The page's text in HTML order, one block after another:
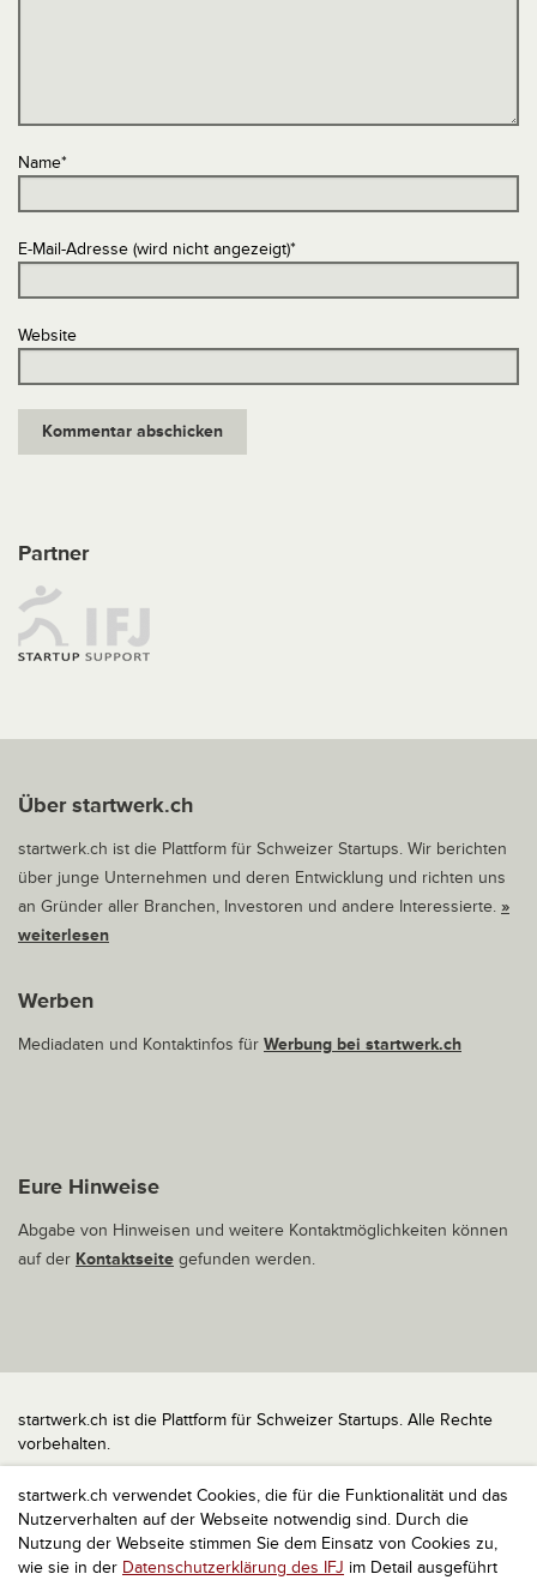
startwerk.ch verwendet Cookies, die für die Funktionalität und das
Nutzerverhalten auf der Webseite notwendig sind. Durch die
Nutzung der Webseite stimmen Sie dem Einsatz von Cookies zu,
wie sie in der Datenschutzerklärung des IFJ im Detail ausgeführt
Name*
E-Mail-Adresse (wird nicht angezeigt)*
Website
Partner
Über startwerk.ch
startwerk.ch ist die Plattform für Schweizer Startups. Wir berichten
über junge Unternehmen und deren Entwicklung und richten uns
an Gründer aller Branchen, Investoren und andere Interessierte. »
weiterlesen
Werben
Mediadaten und Kontaktinfos für Werbung bei startwerk.ch
Eure Hinweise
Abgabe von Hinweisen und weitere Kontaktmöglichkeiten können
auf der Kontaktseite gefunden werden.
startwerk.ch ist die Plattform für Schweizer Startups. Alle Rechte
vorbehalten.
Impressum
Kontakt
nach oben